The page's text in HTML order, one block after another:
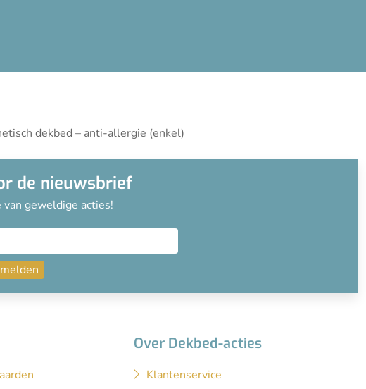
dekbed – anti-allergie (enkel)
de nieuwsbrief
geweldige acties!
Over Dekbed-acties
Klantenservice